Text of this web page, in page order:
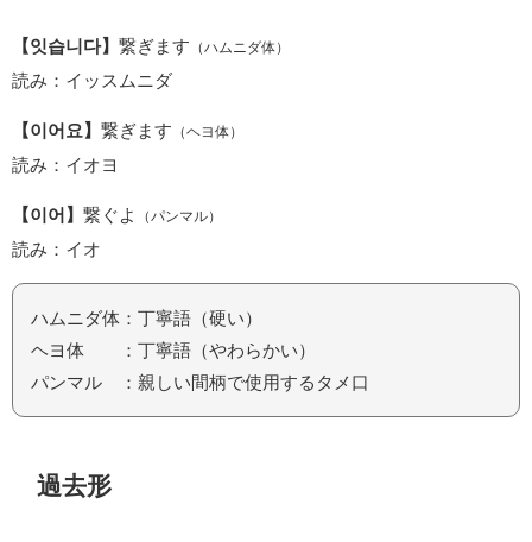
【잇습니다】 繋ぎます （ハムニダ体）
読み：イッスムニダ
【이어요】 繋ぎます （ヘヨ体）
読み：イオヨ
【이어】 繋ぐよ （パンマル）
読み：イオ
ハムニダ体：丁寧語（硬い）
ヘヨ体 ：丁寧語（やわらかい）
パンマル ：親しい間柄で使用するタメ口
過去形